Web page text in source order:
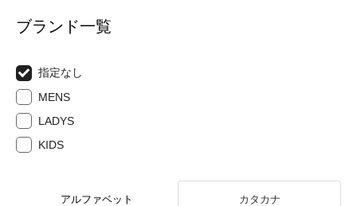
ブランド一覧
指定なし
MENS
LADYS
KIDS
アルファベット カタカナ